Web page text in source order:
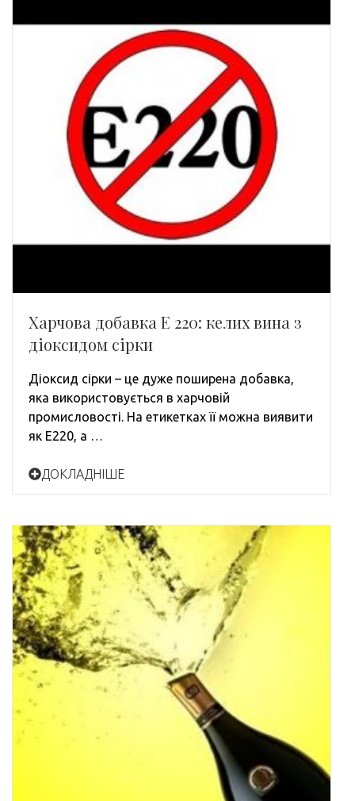
Харчова добавка Е 220: келих вина з
діоксидом сірки
Діоксид сірки – це дуже поширена добавка,
яка використовується в харчовій
промисловості. На етикетках її можна виявити
як Е220, а …
ДОКЛАДНІШЕ